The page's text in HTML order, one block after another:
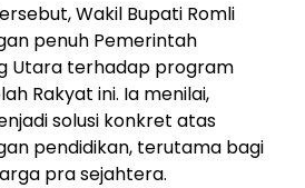
Wakil Bupati Romli
penuh Pemerintah
Utara terhadap program
Rakyat ini. Ia menilai,
solusi konkret atas
pendidikan, terutama bagi
pra sejahtera.